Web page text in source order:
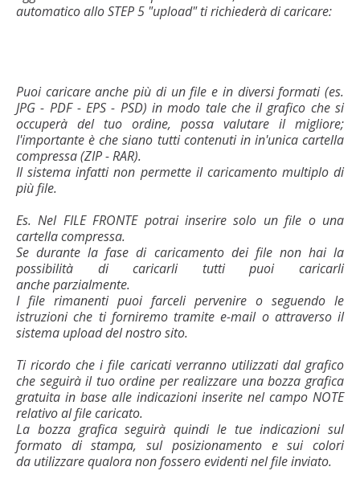
automatico allo STEP 5 "upload" ti richiederà di caricare:
Puoi caricare anche più di un file e in diversi formati (es.
JPG - PDF - EPS - PSD) in modo tale che il grafico che si
occuperà del tuo ordine, possa valutare il migliore;
l'importante è che siano tutti contenuti in in'unica cartella
compressa (ZIP - RAR).
Il sistema infatti non permette il caricamento multiplo di
più file.
Es. Nel FILE FRONTE potrai inserire solo un file o una
cartella compressa.
Se durante la fase di caricamento dei file non hai la
possibilità di caricarli tutti puoi caricarli
anche parzialmente.
I file rimanenti puoi farceli pervenire o seguendo le
istruzioni che ti forniremo tramite e-mail o attraverso il
sistema upload del nostro sito.
Ti ricordo che i file caricati verranno utilizzati dal grafico
che seguirà il tuo ordine per realizzare una bozza grafica
gratuita in base alle indicazioni inserite nel campo NOTE
relativo al file caricato.
La bozza grafica seguirà quindi le tue indicazioni sul
formato di stampa, sul posizionamento e sui colori
da utilizzare qualora non fossero evidenti nel file inviato.